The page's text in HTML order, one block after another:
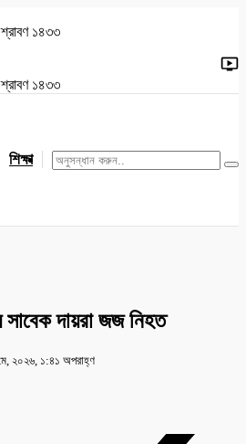
১৪৩৩
১৪৩৩
শিক্ষা খেলাধুলা জাতীয় যশোর
সাবেক দায়রা জজ নিহত
২০২৬, ১:৪১ অপরাহ্ণ